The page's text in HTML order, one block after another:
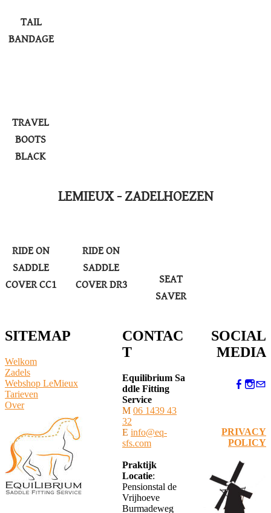
TAIL
BANDAGE
TRAVEL
BOOTS
BLACK
LEMIEUX - ZADELHOEZEN
RIDE ON
SADDLE
COVER CC1
RIDE ON
SADDLE
COVER DR3
SEAT
SAVER
SITEMAP
Welkom
Zadels
Webshop LeMieux
​Tarieven
Over
CONTAC
T
Equilibrium Sa
ddle Fitting
Service
M 06 1439 43
32
E info@eq-
sfs.com
Praktijk
Locatie:
Pensionstal de
Vrijhoeve
Burmadeweg
SOCIAL
MEDIA
PRIVACY
POLICY